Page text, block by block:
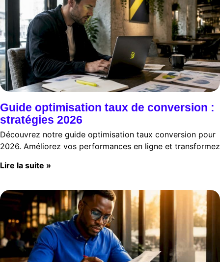
Guide optimisation taux de conversion :
stratégies 2026
Découvrez notre guide optimisation taux conversion pour
2026. Améliorez vos performances en ligne et transformez
Lire la suite »